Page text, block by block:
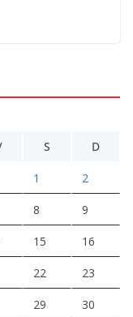
S D
1 2
8 9
15 16
22 23
29 30